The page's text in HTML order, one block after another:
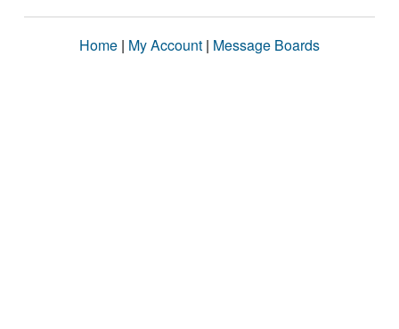
Home | My Account | Message Boards